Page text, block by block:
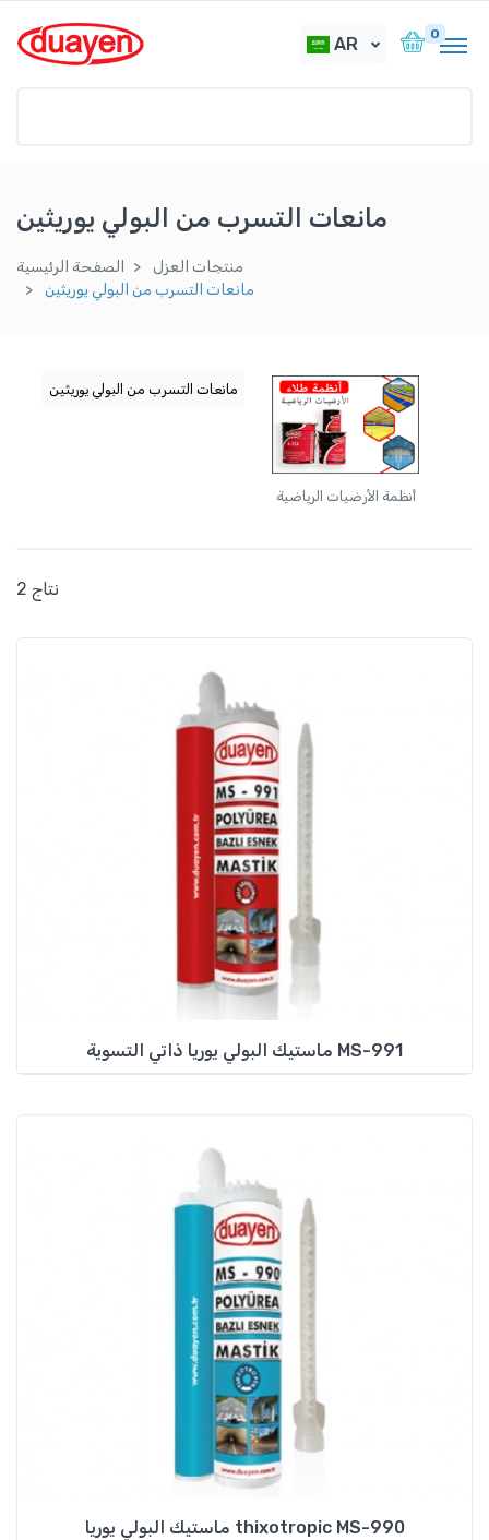
AR 0
مانعات التسرب من البولي يوريثين
الصفحة الرئيسية
منتجات العزل
مانعات التسرب من البولي يوريثين
مانعات التسرب من البولي يوريثين
أنظمة الأرضيات الرياضية
2 نتاج
ماستيك البولي يوريا ذاتي التسوية MS-991
ماستيك البولي يوريا thixotropic MS-990